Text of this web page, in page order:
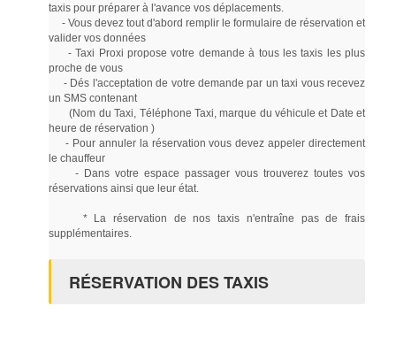
taxis pour préparer à l'avance vos déplacements.
- Vous devez tout d'abord remplir le formulaire de réservation et
valider vos données
- Taxi Proxi propose votre demande à tous les taxis les plus
proche de vous
- Dés l'acceptation de votre demande par un taxi vous recevez
un SMS contenant
(Nom du Taxi, Téléphone Taxi, marque du véhicule et Date et
heure de réservation )
- Pour annuler la réservation vous devez appeler directement
le chauffeur
- Dans votre espace passager vous trouverez toutes vos
réservations ainsi que leur état.
* La réservation de nos taxis n'entraîne pas de frais
supplémentaires.
RÉSERVATION DES TAXIS